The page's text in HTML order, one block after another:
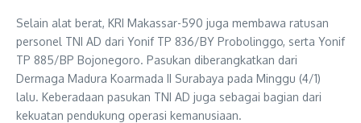
Selain alat berat, KRI Makassar-590 juga membawa ratusan
personel TNI AD dari Yonif TP 836/BY Probolinggo, serta Yonif
TP 885/BP Bojonegoro. Pasukan diberangkatkan dari
Dermaga Madura Koarmada II Surabaya pada Minggu (4/1)
lalu. Keberadaan pasukan TNI AD juga sebagai bagian dari
kekuatan pendukung operasi kemanusiaan.